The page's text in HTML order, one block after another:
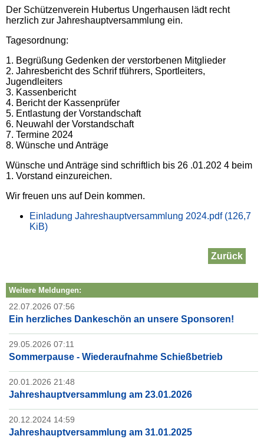
Der Schützenverein Hubertus Ungerhausen lädt recht
herzlich zur Jahreshauptversammlung ein.
Tagesordnung:
1. Begrüßung Gedenken der verstorbenen Mitglieder
2. Jahresbericht des Schrif tführers, Sportleiters,
Jugendleiters
3. Kassenbericht
4. Bericht der Kassenprüfer
5. Entlastung der Vorstandschaft
6. Neuwahl der Vorstandschaft
7. Termine 2024
8. Wünsche und Anträge
Wünsche und Anträge sind schriftlich bis 26 .01.202 4 beim
1. Vorstand einzureichen.
Wir freuen uns auf Dein kommen.
Einladung Jahreshauptversammlung 2024.pdf (126,7
KiB)
Zurück
Weitere Meldungen:
22.07.2026 07:56
Ein herzliches Dankeschön an unsere Sponsoren!
29.05.2026 07:11
Sommerpause - Wiederaufnahme Schießbetrieb
20.01.2026 21:48
Jahreshauptversammlung am 23.01.2026
20.12.2024 14:59
Jahreshauptversammlung am 31.01.2025